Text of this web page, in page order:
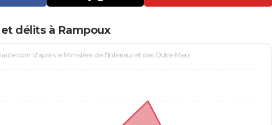
délits à Rampoux
d'après le Ministère de l'Intérieur et des Outre-Mer)